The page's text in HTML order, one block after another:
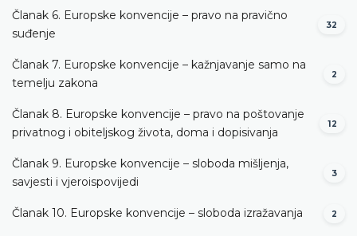
Članak 6. Europske konvencije – pravo na pravično
suđenje
32
Članak 7. Europske konvencije – kažnjavanje samo na
temelju zakona
2
Članak 8. Europske konvencije – pravo na poštovanje
privatnog i obiteljskog života, doma i dopisivanja
12
Članak 9. Europske konvencije – sloboda mišljenja,
savjesti i vjeroispovijedi
3
Članak 10. Europske konvencije – sloboda izražavanja 2